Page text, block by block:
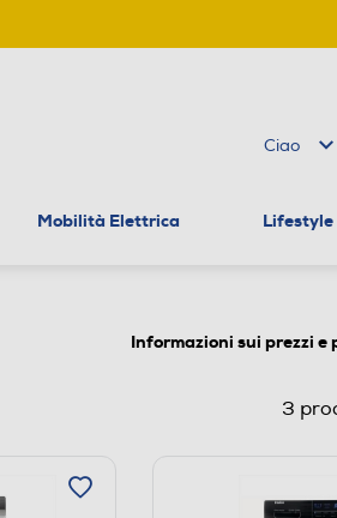
Ciao
Mobilità Elettrica Lifestyle
Informazioni sui prezzi
3